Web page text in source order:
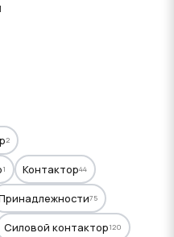
2
1 Контактор44
75
Силовой контактор120